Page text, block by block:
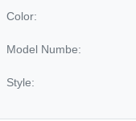
Color:
Model Numbe:
Style: